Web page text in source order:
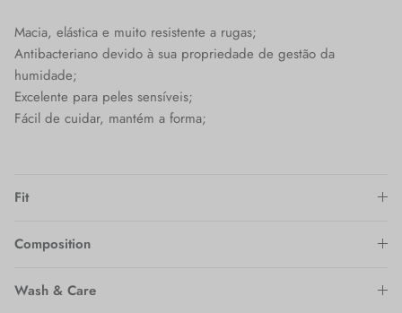
Macia, elástica e muito resistente a rugas;
Antibacteriano devido à sua propriedade de gestão da
humidade;
Excelente para peles sensíveis;
Fácil de cuidar, mantém a forma;
Fit
Composition
Wash & Care